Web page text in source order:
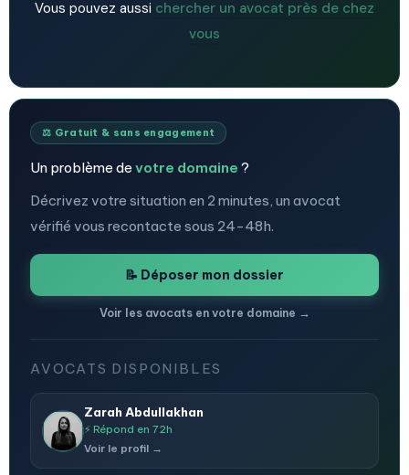
Vous pouvez aussi chercher un avocat près de chez
vous
⚖️ Gratuit & sans engagement
Un problème de votre domaine ?
Décrivez votre situation en 2 minutes, un avocat
vérifié vous recontacte sous 24-48h.
📝 Déposer mon dossier
Voir les avocats en votre domaine →
AVOCATS DISPONIBLES
Zarah Abdullakhan
⚡ Répond en 72h
Voir le profil →